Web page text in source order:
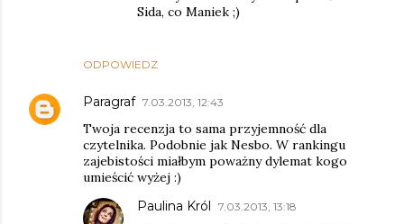
ODPOWIEDZ
Sida, co Maniek ;)
Paragraf 7.03.2013, 12:43
Twoja recenzja to sama przyjemność dla
czytelnika. Podobnie jak Nesbo. W rankingu
zajebistości miałbym poważny dylemat kogo
umieścić wyżej :)
Paulina Król 7.03.2013, 13:18